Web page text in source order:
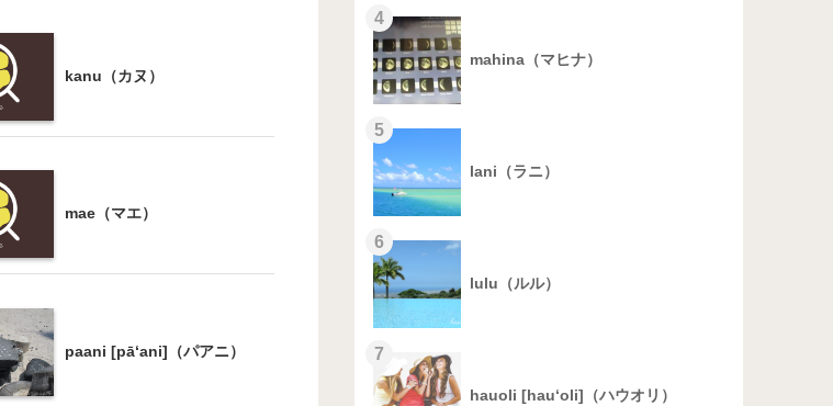
kanu（カヌ）
mae（マエ）
paani [pā‘ani]（パアニ）
4
mahina（マヒナ）
5
lani（ラニ）
6
lulu（ルル）
7
hauoli [hau‘oli]（ハウオリ）